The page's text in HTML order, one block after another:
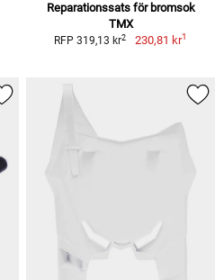
Reparationssats för bromsok
TMX
RFP 319,13 kr2 230,81 kr1